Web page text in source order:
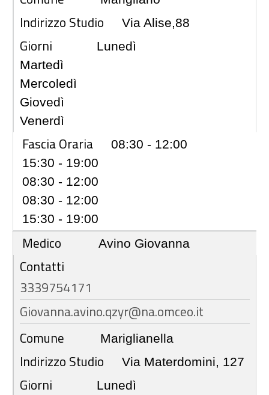
Indirizzo Studio Via Alise,88
Giorni
Lunedì
Martedì
Mercoledì
Giovedì
Venerdì
Fascia Oraria
08:30 - 12:00
15:30 - 19:00
08:30 - 12:00
08:30 - 12:00
15:30 - 19:00
Medico Avino Giovanna
Contatti
3339754171
Giovanna.avino.qzyr@na.omceo.it
Comune
Mariglianella
Indirizzo Studio Via Materdomini, 127
Giorni
Lunedì